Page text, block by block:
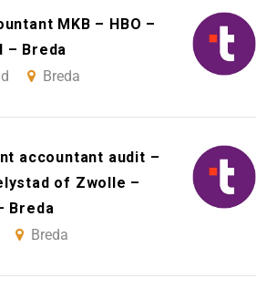
MKB – HBO –
– Breda
Breda
accountant audit –
of Zwolle –
Breda
Breda